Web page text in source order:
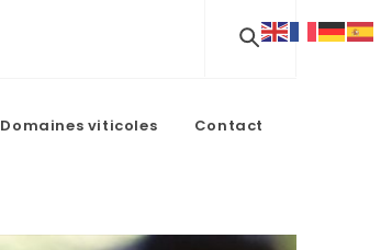
Domaines viticoles Contact